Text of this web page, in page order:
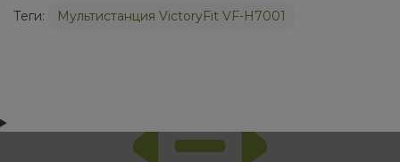
Теги: Мультистанция VictoryFit VF-H7001